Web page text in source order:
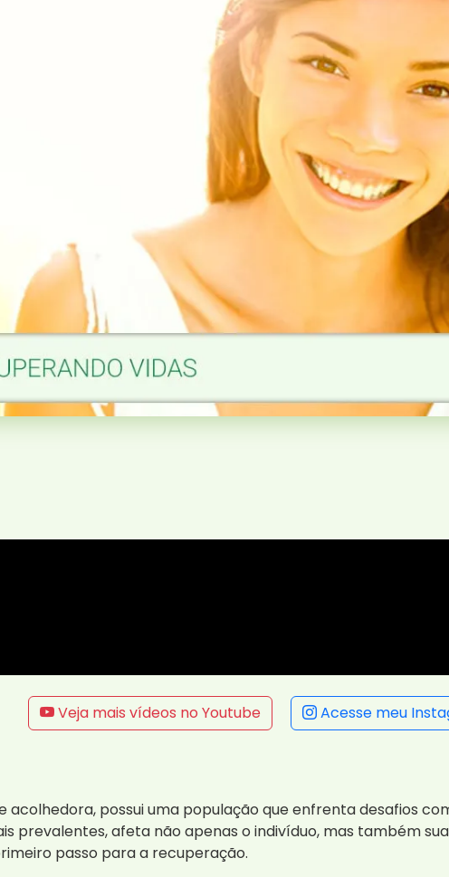
Veja mais vídeos no Youtube Acesse meu
acolhedora, possui uma população que enfrenta desafios
prevalentes, afeta não apenas o indivíduo, mas também
passo para a recuperação.